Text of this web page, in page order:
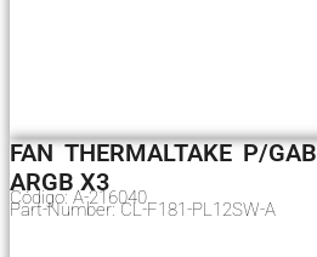
FAN THERMALTAKE P/
ARGB X3
Código: A-216040
Part-Number: CL-F181-PL12SW-A